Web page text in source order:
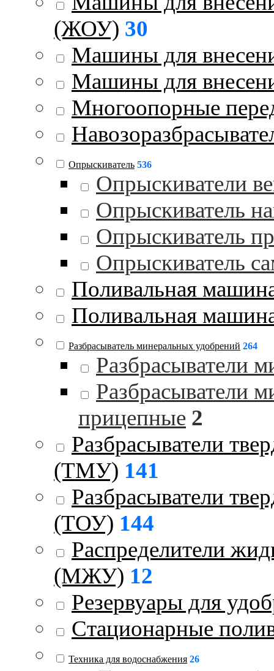
(ЖОУ) 30
Машины для
Машины для
Многоопорные
Опрыскиватель 536
Опрыскиватели
Опрыскиватель
Опрыскиватель
Опрыскиватель
Поливальная
Поливальная
Разбрасыватель минеральных удобрений 264
Разбрасыватели
Разбрасыватели
прицепные 2
Разбрасыватели
(ТМУ) 141
Разбрасыватели
(ТОУ) 144
Распределители
(МЖУ) 12
Резервуары для
Стационарные
Техника для водоснабжения 26